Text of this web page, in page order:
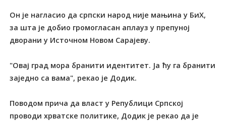
Он је нагласио да српски народ није мањина у БиХ,
за шта је добио громогласан аплауз у препуној
дворани у Источном Новом Сарајеву.
"Овај град мора бранити идентитет. Ја ћу га бранити
заједно са вама", рекао је Додик.
Поводом прича да власт у Републици Српској
проводи хрватске политике, Додик је рекао да је